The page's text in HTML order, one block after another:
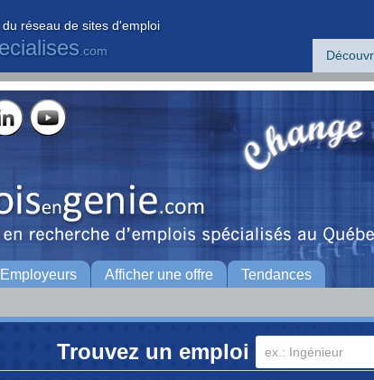
réseau de sites d'emploi
.com
Employeurs Afficher une offre Tendances
Trouvez un emploi